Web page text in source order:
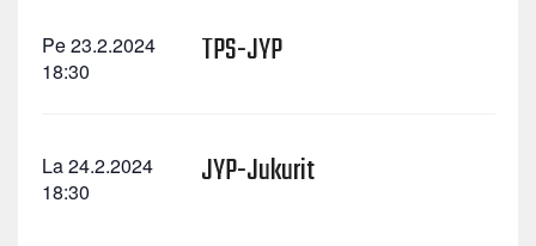
Pe 23.2.2024
18:30
TPS-JYP
La 24.2.2024
18:30
JYP-Jukurit